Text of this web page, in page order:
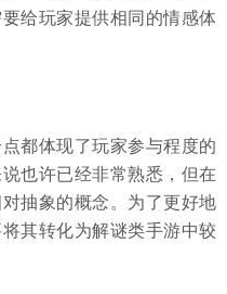
给玩家提供相同的情感体
都体现了玩家参与程度的
也许已经非常熟悉，但在
抽象的概念。为了更好地
其转化为解谜类手游中较